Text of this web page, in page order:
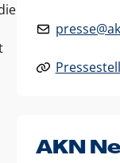
AKN